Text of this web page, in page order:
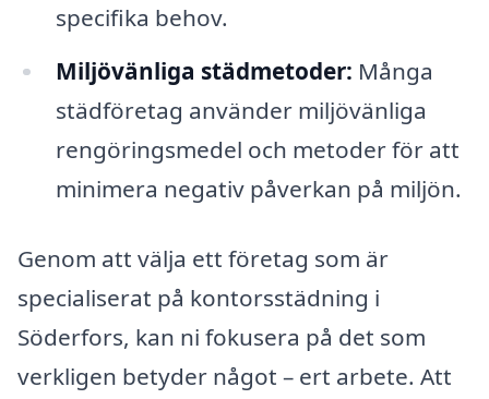
specifika behov.
Miljövänliga städmetoder: Många
städföretag använder miljövänliga
rengöringsmedel och metoder för att
minimera negativ påverkan på miljön.
Genom att välja ett företag som är
specialiserat på kontorsstädning i
Söderfors, kan ni fokusera på det som
verkligen betyder något – ert arbete. Att